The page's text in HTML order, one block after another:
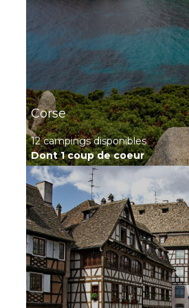
Découvrir ce
locatif
Case O'Hara — Mobil-
home confort 6
personnes
3 chambres - 6
personnes - 34 m²
À
Découvrir ce
locatif
Corse
12 campings disponibles
Dont 1 coup de coeur